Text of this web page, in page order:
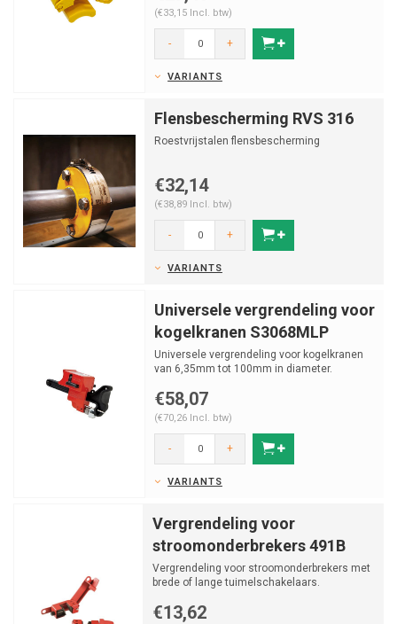
(€33,15 Incl. btw)
- +
VARIANTS
Flensbescherming RVS 316
Roestvrijstalen flensbescherming
€32,14
(€38,89 Incl. btw)
- +
VARIANTS
Universele vergrendeling voor
kogelkranen S3068MLP
Universele vergrendeling voor kogelkranen
van 6,35mm tot 100mm in diameter.
€58,07
(€70,26 Incl. btw)
- +
VARIANTS
Vergrendeling voor
stroomonderbrekers 491B
Vergrendeling voor stroomonderbrekers met
brede of lange tuimelschakelaars.
€13,62